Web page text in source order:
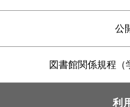
公
図書館関係規程（
利